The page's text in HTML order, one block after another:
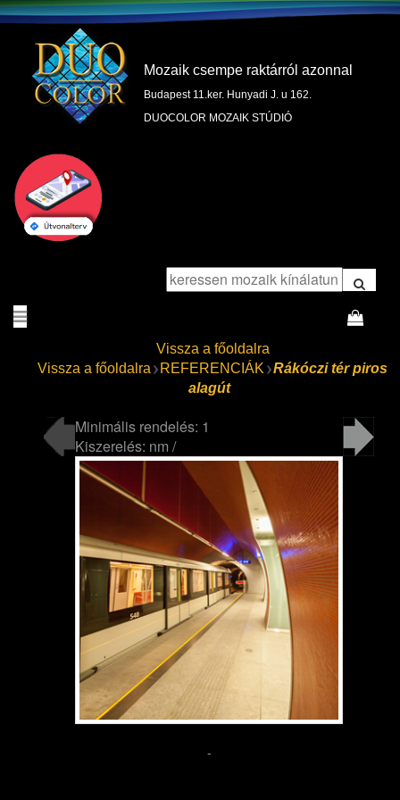
Mozaik csempe raktárról azonnal
Budapest 11.ker. Hunyadi J. u 162.
DUOCOLOR MOZAIK STÚDIÓ
Vissza a főoldalra
Vissza a főoldalra
REFERENCIÁK
Rákóczi tér piros
alagút
Minimális rendelés: 1
Kiszerelés: nm /
-